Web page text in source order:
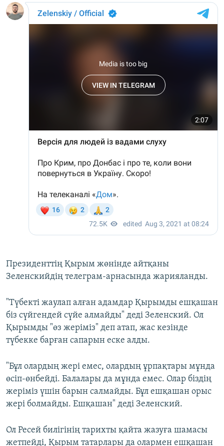
Президенттің Қырым жөнінде айтқаны
Зеленскийдің телеграм-арнасында жарияланды.
"Түбекті жаулап алған адамдар Қырымды ешқашан
біз сүйгендей сүйе алмайды" деді Зеленский. Ол
Қырымды "өз жеріміз" деп атап, жас кезінде
түбекке барған сапарын еске алды.
"Бұл олардың жері емес, олардың ұрпақтары мұнда
өсіп-өнбейді. Балалары да мұнда емес. Олар біздің
жеріміз үшін барын салмайды. Бұл ешқашан орыс
жері болмайды. Ешқашан" деді Зеленский.
Ол Ресей билігінің тарихты қайта жазуға шамасы
жетпейді, Қырым татарлары да олармен ешқашан